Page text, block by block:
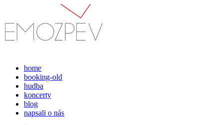
obsahu
home
booking-old
hudba
koncerty
blog
napsali o nás